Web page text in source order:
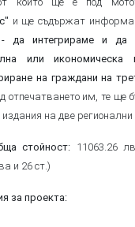
и ще съдържат
интегрираме и да
или икономическа
на граждани на
отпечатването им, те ще
на две
стойност: 11063.26
и 26 ст.)
за проекта: